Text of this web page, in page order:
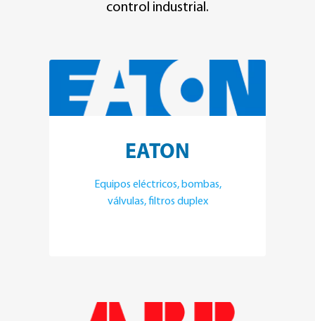
control industrial.
EATON
Equipos eléctricos, bombas,
válvulas, filtros duplex